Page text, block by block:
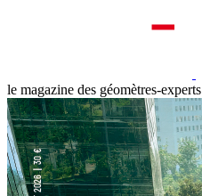
le magazine des géomètres-experts